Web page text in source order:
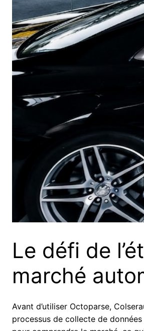
Le défi de
marché
Avant d’utiliser Octoparse,
processus de collecte de